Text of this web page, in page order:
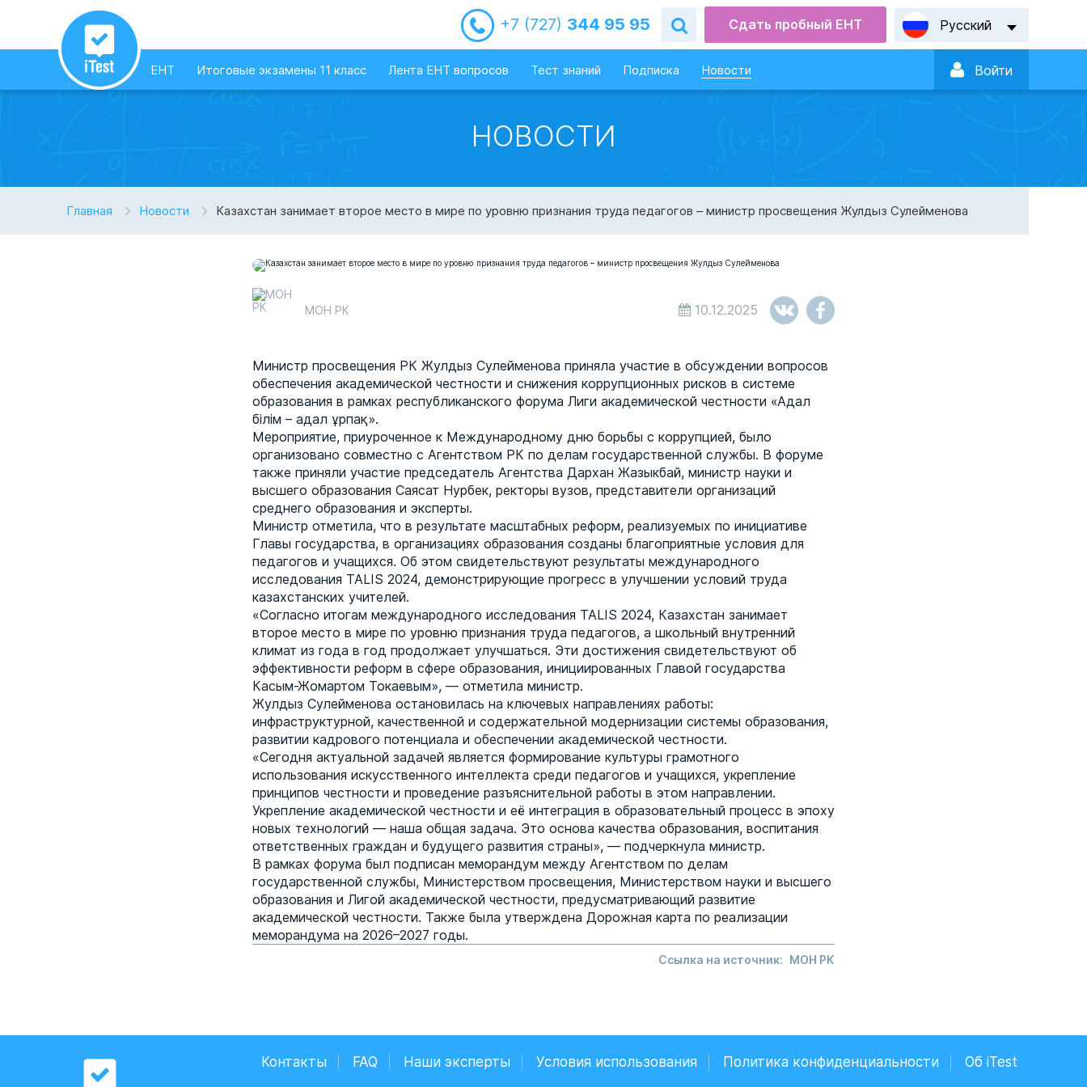
+7 (727) 344 95 95 Сдать пробный ЕНТ Русский
ЕНТ Итоговые экзамены 11 класс Лента ЕНТ вопросов Тест знаний Подписка Новости  Войти
НОВОСТИ
Главная Новости Казахстан занимает второе место в мире по уровню признания труда педагогов – министр просвещения Жулдыз Сулейменова
МОН РК 10.12.2025
Министр просвещения РК Жулдыз Сулейменова приняла участие в обсуждении вопросов
обеспечения академической честности и снижения коррупционных рисков в системе
образования в рамках республиканского форума Лиги академической честности «Адал
білім – адал ұрпақ».
Мероприятие, приуроченное к Международному дню борьбы с коррупцией, было
организовано совместно с Агентством РК по делам государственной службы. В форуме
также приняли участие председатель Агентства Дархан Жазыкбай, министр науки и
высшего образования Саясат Нурбек, ректоры вузов, представители организаций
среднего образования и эксперты.
Министр отметила, что в результате масштабных реформ, реализуемых по инициативе
Главы государства, в организациях образования созданы благоприятные условия для
педагогов и учащихся. Об этом свидетельствуют результаты международного
исследования TALIS 2024, демонстрирующие прогресс в улучшении условий труда
казахстанских учителей.
«Согласно итогам международного исследования TALIS 2024, Казахстан занимает
второе место в мире по уровню признания труда педагогов, а школьный внутренний
климат из года в год продолжает улучшаться. Эти достижения свидетельствуют об
эффективности реформ в сфере образования, инициированных Главой государства
Касым-Жомартом Токаевым», — отметила министр.
Жулдыз Сулейменова остановилась на ключевых направлениях работы:
инфраструктурной, качественной и содержательной модернизации системы образования,
развитии кадрового потенциала и обеспечении академической честности.
«Сегодня актуальной задачей является формирование культуры грамотного
использования искусственного интеллекта среди педагогов и учащихся, укрепление
принципов честности и проведение разъяснительной работы в этом направлении.
Укрепление академической честности и её интеграция в образовательный процесс в эпоху
новых технологий — наша общая задача. Это основа качества образования, воспитания
ответственных граждан и будущего развития страны», — подчеркнула министр.
В рамках форума был подписан меморандум между Агентством по делам
государственной службы, Министерством просвещения, Министерством науки и высшего
образования и Лигой академической честности, предусматривающий развитие
академической честности. Также была утверждена Дорожная карта по реализации
меморандума на 2026–2027 годы.
Ссылка на источник: МОН РК
Контакты FAQ Наши эксперты Условия использования Политика конфиденциальности Об iTest